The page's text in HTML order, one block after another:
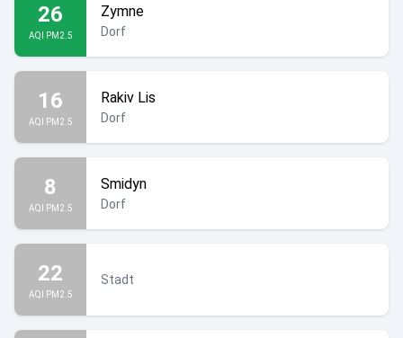
26
AQI PM2.5
Zymne
Dorf
16
AQI PM2.5
Rakiv Lis
Dorf
8
AQI PM2.5
Smidyn
Dorf
22
AQI PM2.5
Stadt